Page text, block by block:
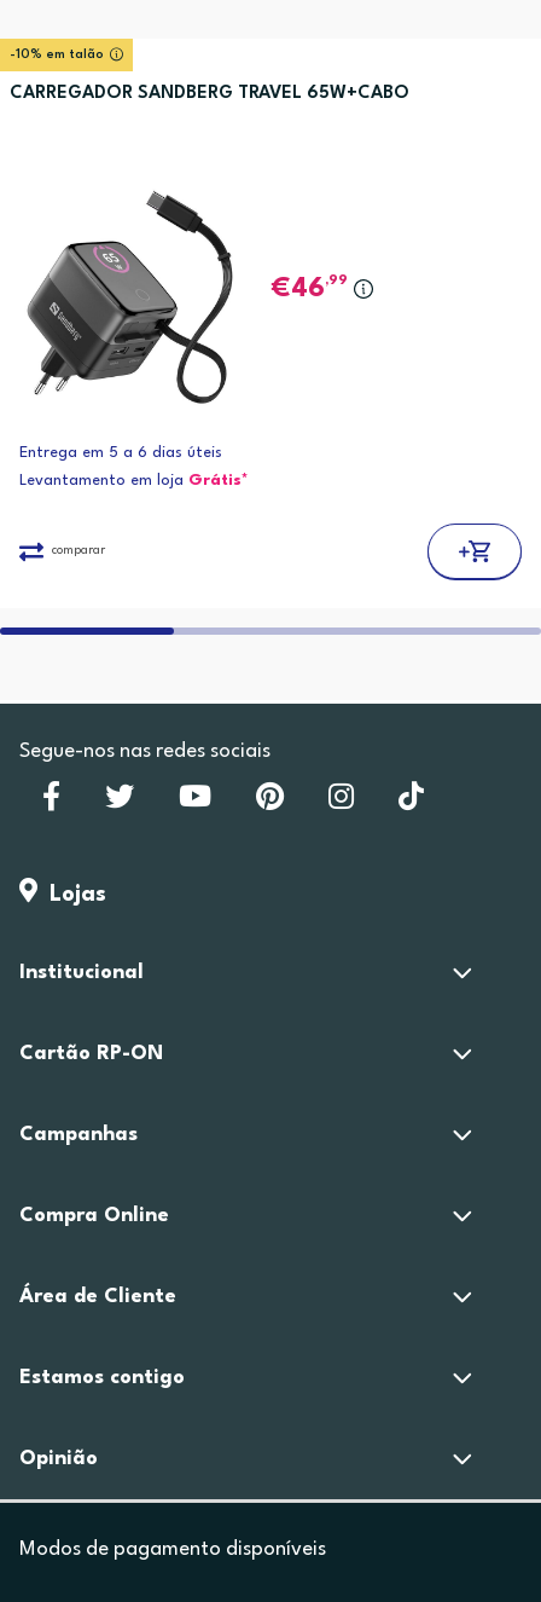
-10% em talão
CARREGADOR SANDBERG TRAVEL 65W+CABO
46,99
Entrega em 5 a 6 dias úteis
Levantamento em loja Grátis*
comparar
Segue-nos nas redes sociais
Lojas
Institucional
Cartão RP-ON
Campanhas
Compra Online
Área de Cliente
Estamos contigo
Opinião
Modos de pagamento disponíveis